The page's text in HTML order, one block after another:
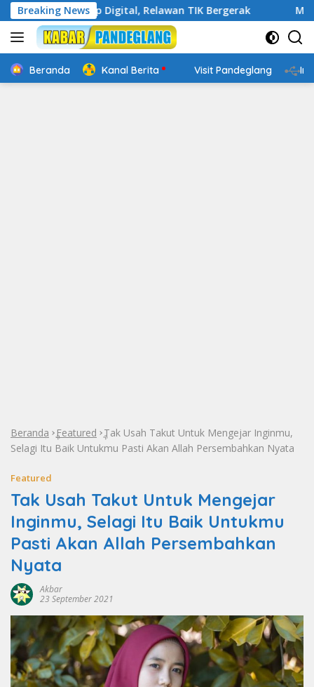
Langsung
ke
konten
Breaking News
Cakap Digital, Relawan TIK Bergerak Mengenal
Beranda Kanal Berita Visit Pandeglang
Beranda »Featured »Tak Usah Takut Untuk Mengejar Inginmu,
Selagi Itu Baik Untukmu Pasti Akan Allah Persembahkan Nyata
Featured
Tak Usah Takut Untuk Mengejar
Inginmu, Selagi Itu Baik Untukmu
Pasti Akan Allah Persembahkan
Nyata
Akbar
23 September 2021